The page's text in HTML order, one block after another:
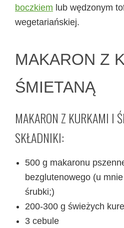
boczkiem lub wędzonym
wegetariańskiej.
MAKARON Z
ŚMIETANĄ
MAKARON Z KURKAMI I
SKŁADNIKI:
500 g makaronu
bezglutenowego (u
śrubki;)
200-300 g świeżych
3 cebule